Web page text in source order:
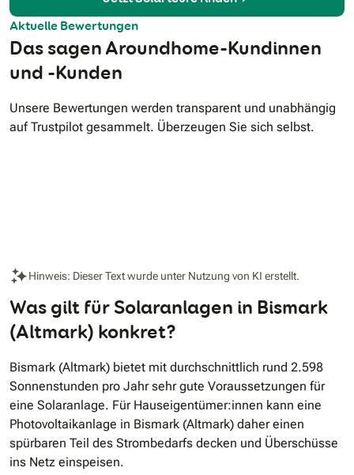
FinanzierungVersicherungLehnen Sie sich einfach zurück
und profitieren Sie vom günstigsten Strom – dank unseres
Ganzjahresenergiesystems EKD365+.
Aktuelle Bewertungen
Das sagen Aroundhome-Kundinnen
und -Kunden
Unsere Bewertungen werden transparent und unabhängig
auf Trustpilot gesammelt. Überzeugen Sie sich selbst.
Hinweis: Dieser Text wurde unter Nutzung von KI erstellt.
Was gilt für Solaranlagen in Bismark
(Altmark) konkret?
Bismark (Altmark) bietet mit durchschnittlich rund 2.598
Sonnenstunden pro Jahr sehr gute Voraussetzungen für
eine Solaranlage. Für Hauseigentümer:innen kann eine
Photovoltaikanlage in Bismark (Altmark) daher einen
spürbaren Teil des Strombedarfs decken und Überschüsse
ins Netz einspeisen.